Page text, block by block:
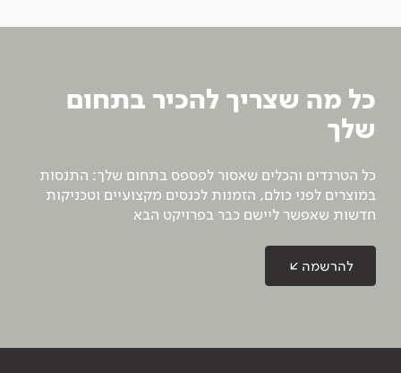
כל מה שצריך להכיר בתחום
שלך
כל הטרנדים והכלים שאסור לפספס בתחום שלך: התנסות
במוצרים לפני כולם, הזמנות לכנסים מקצועיים וטכניקות
חדשות שאפשר ליישם כבר בפרויקט הבא
להרשמה